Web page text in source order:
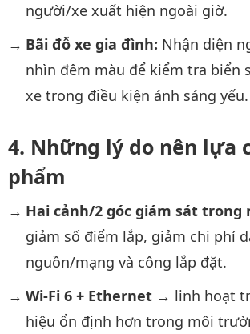
người/xe xuất hiện ngoài giờ.
Bãi đỗ xe gia đình: Nhận diện
nhìn đêm màu để kiểm tra biển
xe trong điều kiện ánh sáng yếu.
Những lý do nên lựa
phẩm
Hai cảnh/2 góc giám sát
giảm số điểm lắp, giảm chi phí
nguồn/mạng và công lắp đặt.
Wi-Fi 6 + Ethernet→ linh hoạt
hiệu ổn định hơn trong môi